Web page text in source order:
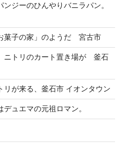
ジーのひんやりバニラパン。
菓子の家」のようだ 宮古市
ニトリのカート置き場が 釜石
リが来る、釜石市 イオンタウン
ュエマの元祖ロマン。